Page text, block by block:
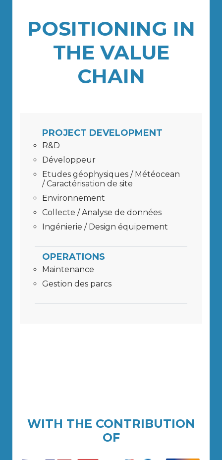
POSITIONING IN
THE VALUE
CHAIN
PROJECT DEVELOPMENT
R&D
Développeur
Etudes géophysiques / Météocean
/ Caractérisation de site
Environnement
Collecte / Analyse de données
Ingénierie / Design équipement
OPERATIONS
Maintenance
Gestion des parcs
WITH THE CONTRIBUTION
OF